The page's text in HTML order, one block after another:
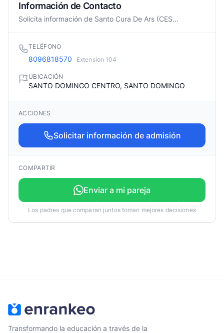
Información de Contacto
Solicita información de Santo Cura De Ars (CES...
TELÉFONO
8096818570 Extension 104
UBICACIÓN
SANTO DOMINGO CENTRO, SANTO DOMINGO
ACCIONES
Solicitar información de admisión
COMPARTIR
Enviar a mi pareja
Los padres que comparan juntos toman mejores decisiones
Transformando la educación a través de la